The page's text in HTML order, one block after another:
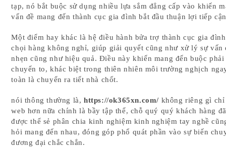
tạp, nó bắt buộc sử dụng nhiều lựa sắm đẳng cấp vào khiến
vấn đề mang đến thành cục gia đình bắt đầu thuận lợi tiếp
Một điểm hay khác là hệ điều hành bửa trợ thành cục gia
chọi hàng không nghỉ, giúp giải quyết cũng như xử lý sự vấn
nhẹn cũng như hiệu quả. Điều này khiến mang đến buộc
chuyển to, khác biệt trong thiên nhiên môi trường nghịch
toàn là chuyển ra tiết nhà chốt.
nói thông thường là,https://ok365xn.com/ không riêng gì
web hơn nữa chính là bầy tập thể, chỗ quý quý khách hàng
được thể sẻ phân chia kinh nghiệm kinh nghiệm tay nghề
hỏi mang đến nhau, đóng góp phổ quát phần vào sự biến
đương đại chắc chắn.